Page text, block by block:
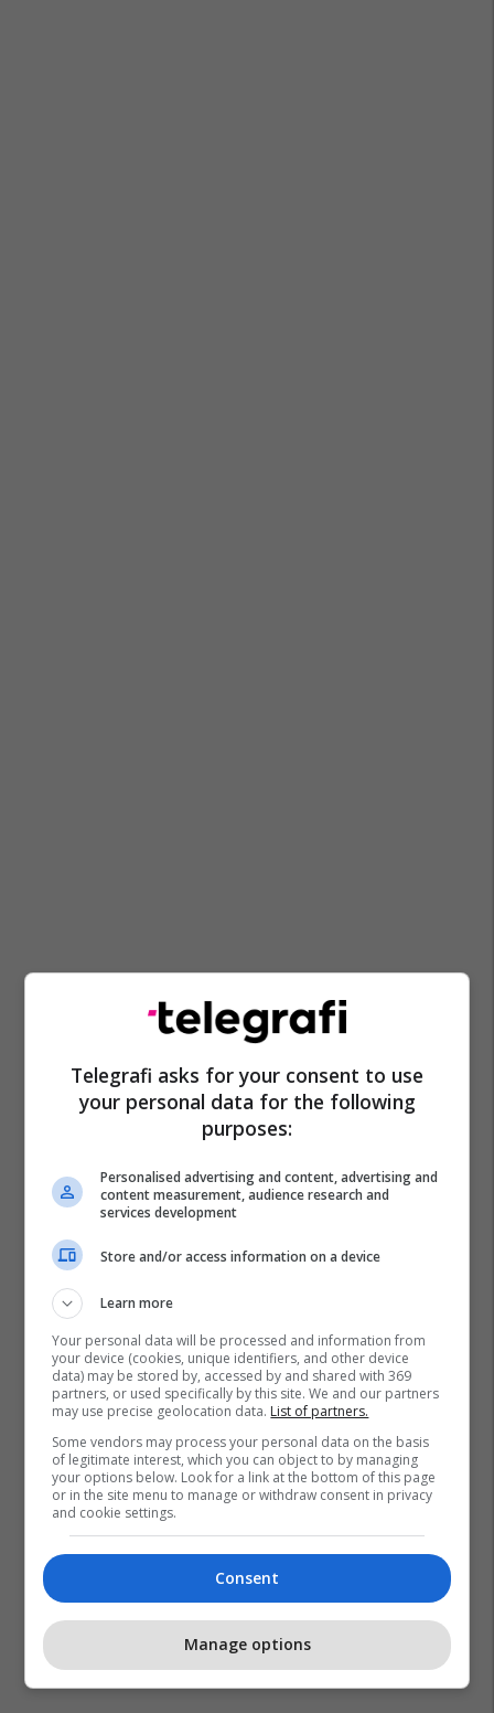
Mark Rutte
Telegrafi asks for your consent to use
your personal data for the following
purposes:
Personalised advertising and content, advertising and
content measurement, audience research and
services development
Store and/or access information on a device
Learn more
Your personal data will be processed and information from
your device (cookies, unique identifiers, and other device
data) may be stored by, accessed by and shared with 369
partners, or used specifically by this site. We and our partners
may use precise geolocation data. List of partners.
Some vendors may process your personal data on the basis
of legitimate interest, which you can object to by managing
your options below. Look for a link at the bottom of this page
or in the site menu to manage or withdraw consent in privacy
and cookie settings.
Consent
Manage options